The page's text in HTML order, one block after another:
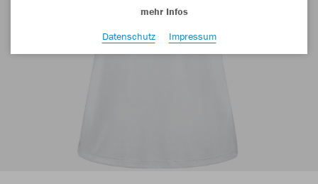
mehr Infos
Datenschutz
Impressum